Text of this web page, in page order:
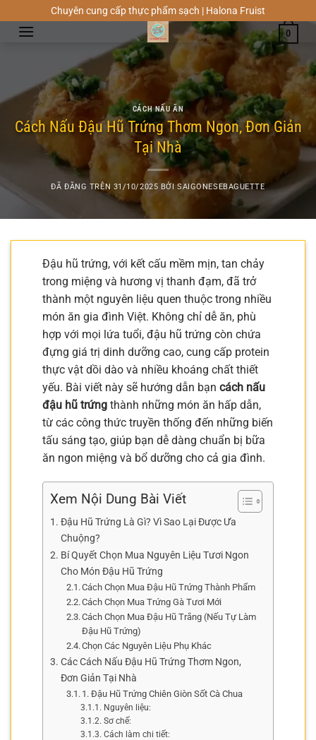
đến
Chuyên cung cấp thực phẩm sạch | Halona Fruist
0
CÁCH NẤU ĂN
Cách Nấu Đậu Hũ Trứng Thơm Ngon, Đơn Giản
Tại Nhà
ĐÃ ĐĂNG TRÊN 31/10/2025 BỞISAIGONESEBAGUETTE
Đậu hũ trứng, với kết cấu mềm mịn, tan chảy
trong miệng và hương vị thanh đạm, đã trở
thành một nguyên liệu quen thuộc trong nhiều
món ăn gia đình Việt. Không chỉ dễ ăn, phù
hợp với mọi lứa tuổi, đậu hũ trứng còn chứa
đựng giá trị dinh dưỡng cao, cung cấp protein
thực vật dồi dào và nhiều khoáng chất thiết
yếu. Bài viết này sẽ hướng dẫn bạn cách nấu
đậu hũ trứng thành những món ăn hấp dẫn,
từ các công thức truyền thống đến những biến
tấu sáng tạo, giúp bạn dễ dàng chuẩn bị bữa
ăn ngon miệng và bổ dưỡng cho cả gia đình.
Xem Nội Dung Bài Viết
Đậu Hũ Trứng Là Gì? Vì Sao Lại Được Ưa
Chuộng?
Bí Quyết Chọn Mua Nguyên Liệu Tươi Ngon
Cho Món Đậu Hũ Trứng
Cách Chọn Mua Đậu Hũ Trứng Thành Phẩm
Cách Chọn Mua Trứng Gà Tươi Mới
Cách Chọn Mua Đậu Hũ Trắng (Nếu Tự Làm
Đậu Hũ Trứng)
Chọn Các Nguyên Liệu Phụ Khác
Các Cách Nấu Đậu Hũ Trứng Thơm Ngon,
Đơn Giản Tại Nhà
1. Đậu Hũ Trứng Chiên Giòn Sốt Cà Chua
Nguyên liệu:
Sơ chế:
Cách làm chi tiết: